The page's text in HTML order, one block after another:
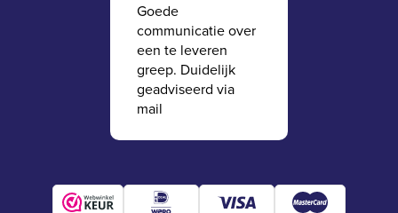
Goede
communicatie over
een te leveren
greep. Duidelijk
geadviseerd via
mail